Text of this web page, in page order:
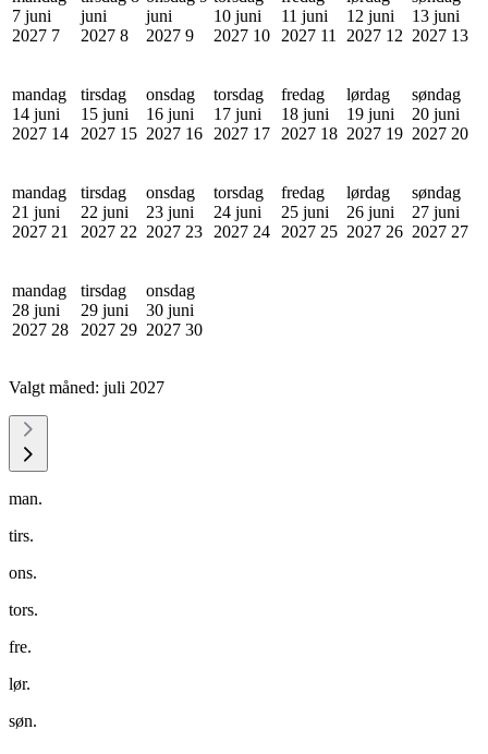
7 juni
2027 7
juni
2027 8
juni
2027 9
10 juni
2027 10
11 juni
2027 11
12 juni
2027 12
13 juni
2027 13
mandag
14 juni
2027 14
tirsdag
15 juni
2027 15
onsdag
16 juni
2027 16
torsdag
17 juni
2027 17
fredag
18 juni
2027 18
lørdag
19 juni
2027 19
søndag
20 juni
2027 20
mandag
21 juni
2027 21
tirsdag
22 juni
2027 22
onsdag
23 juni
2027 23
torsdag
24 juni
2027 24
fredag
25 juni
2027 25
lørdag
26 juni
2027 26
søndag
27 juni
2027 27
mandag
28 juni
2027 28
tirsdag
29 juni
2027 29
onsdag
30 juni
2027 30
Valgt måned: juli 2027
man.
tirs.
ons.
tors.
fre.
lør.
søn.